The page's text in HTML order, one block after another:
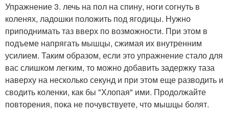
Упражнение 3. лечь на пол на спину, ноги согнуть в
коленях, ладошки положить под ягодицы. Нужно
приподнимать таз вверх по возможности. При этом в
подъеме напрягать мышцы, сжимая их внутренним
усилием. Таким образом, если это упражнение стало для
вас слишком легким, то можно добавить задержку таза
наверху на несколько секунд и при этом еще разводить и
сводить коленки, как бы "Хлопая" ими. Продолжайте
повторения, пока не почувствуете, что мышцы болят.